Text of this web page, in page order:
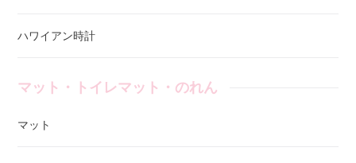
ハワイアン時計
マット・トイレマット・のれん
マット